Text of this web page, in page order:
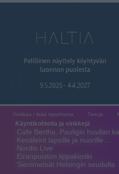
Vinkkaa / lisää tapahtuma Tietoja
Käyntikohteita ja vinkkejä
Cafe Bertha, Pauligin huvilan
Kesäleirit lapsille ja nuorille…
Nordis Live
Eiranpuiston lippakioski
Sienimetsät Helsingin seudulla